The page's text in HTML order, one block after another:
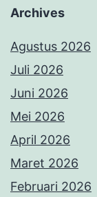
Archives
Agustus 2026
Juli 2026
Juni 2026
Mei 2026
April 2026
Maret 2026
Februari 2026